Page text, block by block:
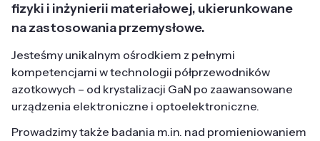
fizyki i inżynierii materiałowej, ukierunkowane
na zastosowania przemysłowe.
Jesteśmy unikalnym ośrodkiem z pełnymi
kompetencjami w technologii półprzewodników
azotkowych – od krystalizacji GaN po zaawansowane
urządzenia elektroniczne i optoelektroniczne.
Prowadzimy także badania m.in. nad promieniowaniem